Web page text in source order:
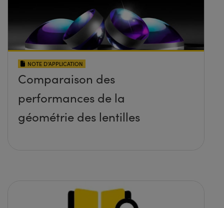
NOTE D’APPLICATION
Comparaison des
performances de la
géométrie des lentilles